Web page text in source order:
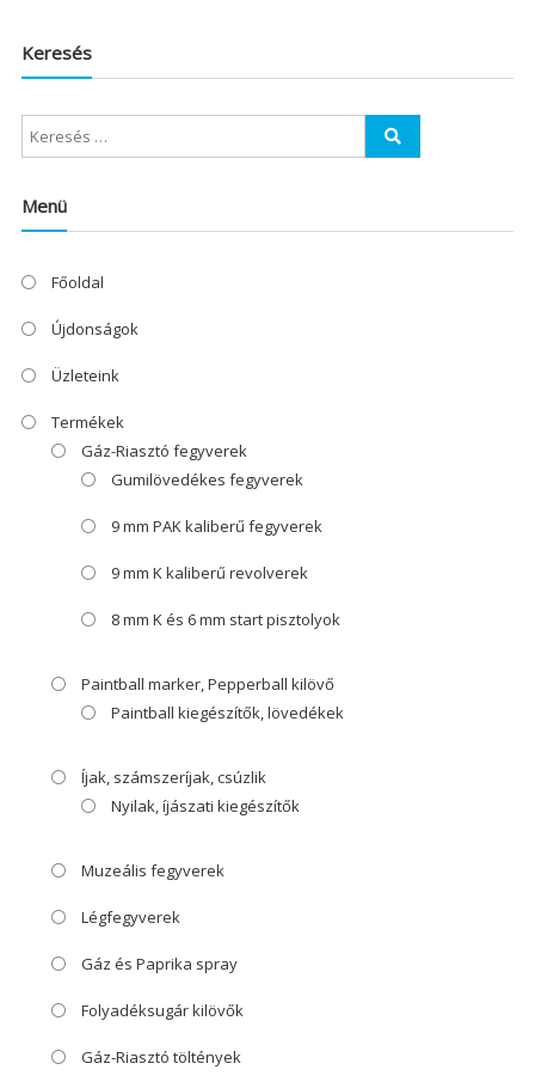
Keresés
Menü
Főoldal
Újdonságok
Üzleteink
Termékek
Gáz-Riasztó fegyverek
Gumilövedékes fegyverek
9 mm PAK kaliberű fegyverek
9 mm K kaliberű revolverek
8 mm K és 6 mm start pisztolyok
Paintball marker, Pepperball kilövő
Paintball kiegészítők, lövedékek
Íjak, számszeríjak, csúzlik
Nyilak, íjászati kiegészítők
Muzeális fegyverek
Légfegyverek
Gáz és Paprika spray
Folyadéksugár kilövők
Gáz-Riasztó töltények